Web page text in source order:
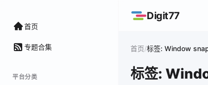
首页
专题合集
平台分类
Digit77
首页/标签: Window
标签: